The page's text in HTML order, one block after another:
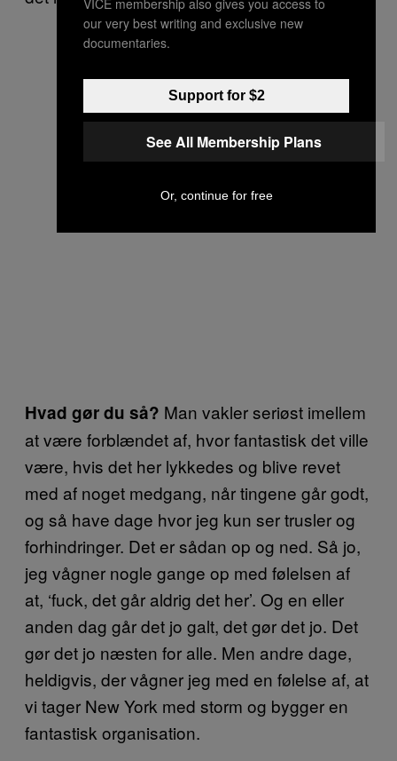
Hvad gør du så? Man vakler seriøst imellem
at være forblændet af, hvor fantastisk det ville
være, hvis det her lykkedes og blive revet
med af noget medgang, når tingene går godt,
og så have dage hvor jeg kun ser trusler og
forhindringer. Det er sådan op og ned. Så jo,
jeg vågner nogle gange op med følelsen af
at, ‘fuck, det går aldrig det her’. Og en eller
anden dag går det jo galt, det gør det jo. Det
gør det jo næsten for alle. Men andre dage,
heldigvis, der vågner jeg med en følelse af, at
vi tager New York med storm og bygger en
fantastisk organisation.
our very best writing and exclusive new
documentaries.
Support for $2
See All Membership Plans
Or, continue for free